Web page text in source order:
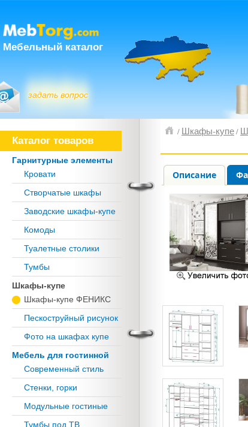
Мебельный каталог
задать вопрос
/ Шкафы-купе/
Описание
Каталог товаров
Гарнитурные элементы
Кровати
Створчатые шкафы
Заводские шкафы-купе
Комоды
Туалетные столики
Тумбы
Шкафы-купе
Шкафы-купе ФЕНИКС
Пескоструйный рисунок
Фото на шкафах купе
Мебель для гостинной
Современный стиль
Стенки, горки
Модульные гостиные
Тумбы под ТВ